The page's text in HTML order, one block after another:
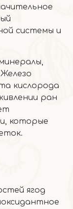
системы и
кислорода
ран
которые
ягод